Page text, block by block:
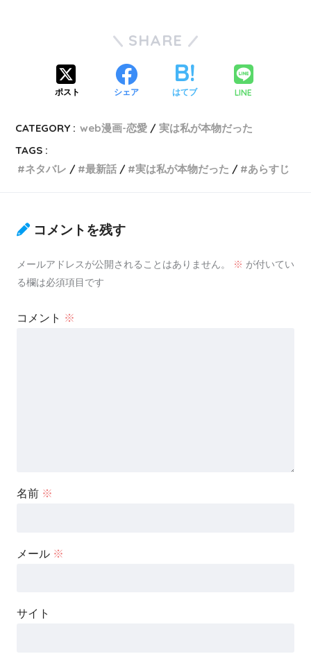
SHARE
ポスト シェア はてブ LINE
CATEGORY : web漫画-恋愛
実は私が本物だった
TAGS :
ネタバレ
最新話 実は私が本物だった あらすじ
コメントを残す
メールアドレスが公開されることはありません。 ※ が付いてい
る欄は必須項目です
コメント ※
名前 ※
メール ※
サイト